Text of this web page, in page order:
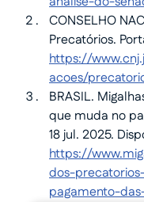
CONSELHO
Precatórios.
https://
acoes/
BRASIL.
que muda no
18 jul. 2025.
https://
dos-
pagamento-